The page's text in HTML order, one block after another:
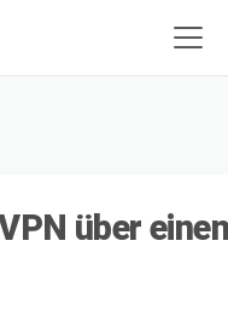
über